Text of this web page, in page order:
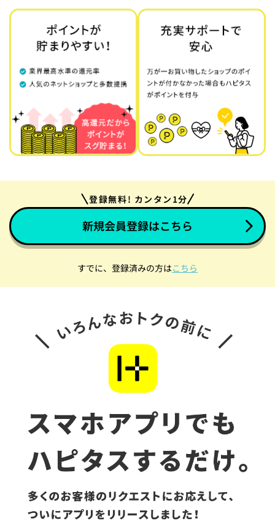
登録無料! カンタン1分
新規会員登録はこちら
すでに、登録済みの方はこちら